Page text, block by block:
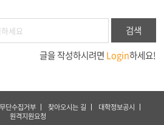
검색
글을 작성하시려면 Login하세요!
단수집거부 찾아오시는 길
대학정보공시
원격지원요청